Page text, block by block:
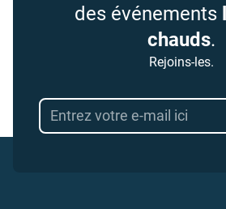
des événements
chauds.
Rejoins-les.